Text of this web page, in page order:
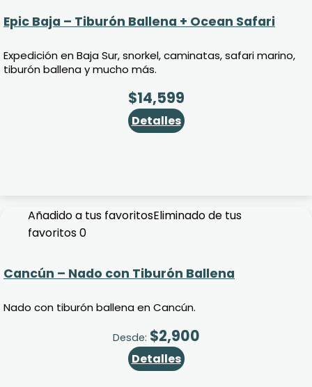
Epic Baja – Tiburón Ballena + Ocean Safari
Expedición en Baja Sur, snorkel, caminatas, safari marino,
tiburón ballena y mucho más.
$14,599
Detalles
Añadido a tus favoritosEliminado de tus
favoritos0
Cancún – Nado con Tiburón Ballena
Nado con tiburón ballena en Cancún.
Desde: $2,900
Detalles